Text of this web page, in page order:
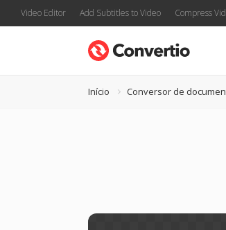
Video Editor Add Subtitles to Video Compress
Início Conversor de